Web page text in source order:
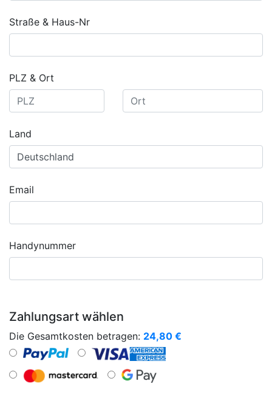
Straße & Haus-Nr
PLZ & Ort
Land
Email
Handynummer
Zahlungsart wählen
Die Gesamtkosten betragen: 24,80 €